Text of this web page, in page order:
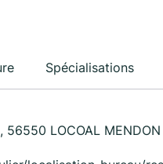
Spécialisations
56550 LOCOAL MENDON